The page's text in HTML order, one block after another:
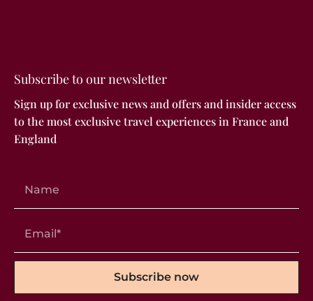
Subscribe to our newsletter
Sign up for exclusive news and offers and insider access
to the most exclusive travel experiences in France and
England
Subscribe now